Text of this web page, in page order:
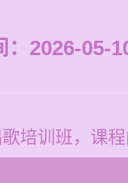
：2026-05-
培训班，课